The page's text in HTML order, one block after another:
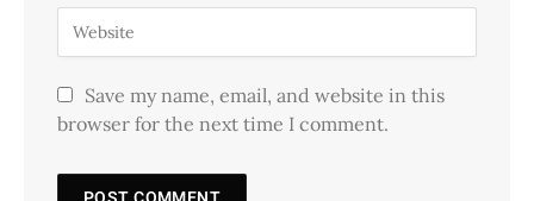
Save my name, email, and website in this
browser for the next time I comment.